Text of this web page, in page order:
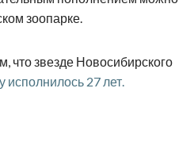
зоопарке.
что звезде Новосибирского
исполнилось 27 лет.